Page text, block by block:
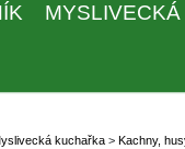
kuchařka > Kachny,